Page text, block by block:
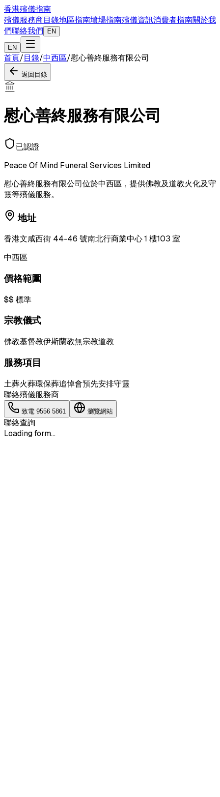
香港殯儀指南
殯儀服務商目錄地區指南墳場指南殯儀資訊消費者指南關於我
們聯絡我們 EN
EN
首頁/目錄/中西區/慰心善終服務有限公司
返回目錄
慰心善終服務有限公司
已認證
Peace Of Mind Funeral Services Limited
慰心善終服務有限公司位於中西區，提供佛教及道教火化及守
靈等殯儀服務。
地址
香港文咸西街 44-46 號南北行商業中心 1 樓103 室
中西區
價格範圍
$$ 標準
宗教儀式
佛教基督教伊斯蘭教無宗教道教
服務項目
土葬火葬環保葬追悼會預先安排守靈
聯絡殯儀服務商
致電 9556 5861 瀏覽網站
聯絡查詢
Loading form...